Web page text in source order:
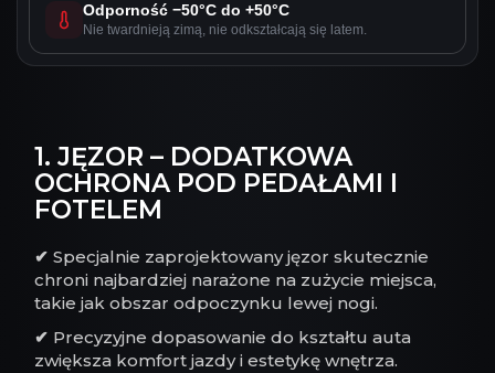
Odporność −50°C do +50°C
Nie twardnieją zimą, nie odkształcają się latem.
1. JĘZOR – DODATKOWA
OCHRONA POD PEDAŁAMI I
FOTELEM
✔ Specjalnie zaprojektowany jęzor skutecznie
chroni najbardziej narażone na zużycie miejsca,
takie jak obszar odpoczynku lewej nogi.
✔ Precyzyjne dopasowanie do kształtu auta
zwiększa komfort jazdy i estetykę wnętrza.